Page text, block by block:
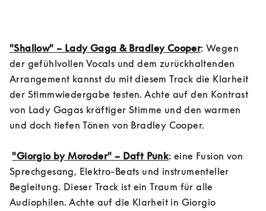
"Shallow" – Lady Gaga & Bradley Cooper: Wegen
der gefühlvollen Vocals und dem zurückhaltenden
Arrangement kannst du mit diesem Track die Klarheit
der Stimmwiedergabe testen. Achte auf den Kontrast
von Lady Gagas kräftiger Stimme und den warmen
und doch tiefen Tönen von Bradley Cooper.
"Giorgio by Moroder" – Daft Punk: eine Fusion von
Sprechgesang, Elektro-Beats und instrumenteller
Begleitung. Dieser Track ist ein Traum für alle
Audiophilen. Achte auf die Klarheit in Giorgio